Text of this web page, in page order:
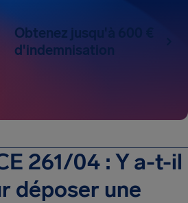
Obtenez jusqu'à 600 €
d'indemnisation
261/04 : Y a-t-il
déposer une